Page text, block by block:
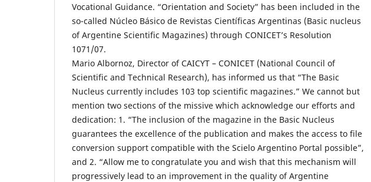
Vocational Guidance. “Orientation and Society” has been included in the
so-called Núcleo Básico de Revistas Científicas Argentinas (Basic nucleus
of Argentine Scientific Magazines) through CONICET’s Resolution
1071/07.
Mario Albornoz, Director of CAICYT – CONICET (National Council of
Scientific and Technical Research), has informed us that “The Basic
Nucleus currently includes 103 top scientific magazines.” We cannot but
mention two sections of the missive which acknowledge our efforts and
dedication: 1. “The inclusion of the magazine in the Basic Nucleus
guarantees the excellence of the publication and makes the access to file
conversion support compatible with the Scielo Argentino Portal possible”,
and 2. “Allow me to congratulate you and wish that this mechanism will
progressively lead to an improvement in the quality of Argentine